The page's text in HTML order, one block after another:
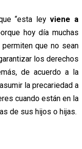
“esta leyviene a
hoy día muchas
que no sean
los derechos
de acuerdo a la
la precariedad a
cuando están en la
de sus hijos o hijas.